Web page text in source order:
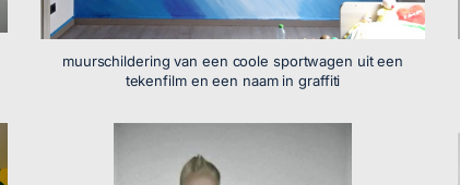
muurschildering van een coole sportwagen uit een
tekenfilm en een naam in graffiti